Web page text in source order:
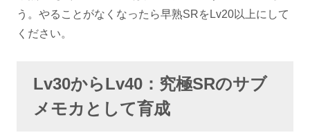
う。やることがなくなったら早熟SRをLv20以上にして
ください。
Lv30からLv40：究極SRのサブ
メモカとして育成